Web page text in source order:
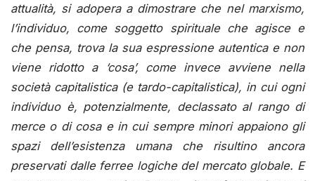
attualità, si adopera a dimostrare che nel marxismo,
l’individuo, come soggetto spirituale che agisce e
che pensa, trova la sua espressione autentica e non
viene ridotto a ‘cosa’, come invece avviene nella
società capitalistica (e tardo-capitalistica), in cui ogni
individuo è, potenzialmente, declassato al rango di
merce o di cosa e in cui sempre minori appaiono gli
spazi dell’esistenza umana che risultino ancora
preservati dalle ferree logiche del mercato globale. E